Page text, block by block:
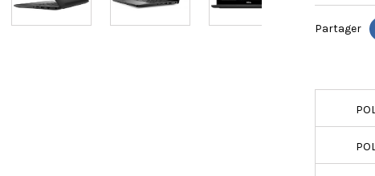
Partager